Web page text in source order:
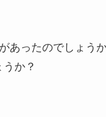
あったのでしょう
か？